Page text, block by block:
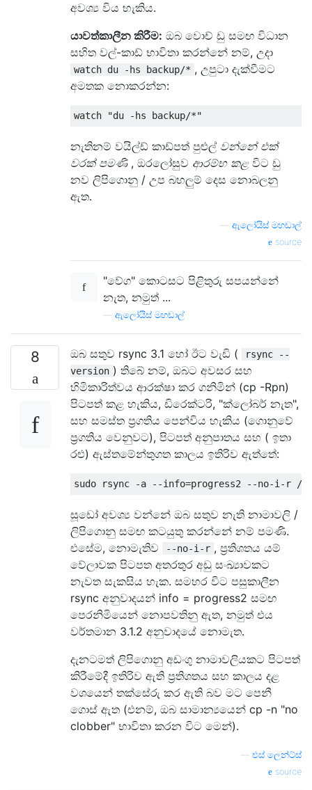
අවශ්‍ය විය හැකිය.
යාවත්කාලීන කිරීම: ඔබ වොච් ඩු සමඟ විධාන
සහිත වල්-කාඩ් භාවිතා කරන්නේ නම්, උදා
watch du -hs backup/* , උපුටා දැක්වීමට
අමතක නොකරන්න:
නැතිනම් වයිල්ඩ් කාඩ්පත් පුළුල් වන්නේ එක්
වරක් පමණි, ඔරලෝසුව ආරම්භ කළවිට ඩු ​​
නව ලිපිගොනු / උප බහලුම් දෙස නොබලනු
ඇත.
ඇලෝයිස් මහඩාල්
source
"වේග" කොටසට පිළිතුරු සපයන්නේ
නැත, නමුත් ...
ඇලෝයිස් මහඩාල්
8 ඔබ සතුව rsync 3.1 හෝ ඊට වැඩි (
rsync --
version ) තිබේ නම්, ඔබට අවසර සහ
හිමිකාරිත්වය ආරක්ෂා කර ගනිමින් (cp -Rpn)
පිටපත් කළ හැකිය, ඩිරෙක්ටරි, "ක්ලෝබර් නැත",
සහ සමස්ත ප්‍රගතිය පෙන්විය හැකිය (ගොනුවේ
ප්‍රගතිය වෙනුවට), පිටපත් අනුපාතය සහ ( ඉතා
රළු) ඇස්තමේන්තුගත කාලය ඉතිරිව ඇත්තේ:
සූඩෝ අවශ්‍ය වන්නේ ඔබ සතුව නැති නාමාවලි /
ලිපිගොනු සමඟ කටයුතු කරන්නේ නම් පමණි.
එසේම, නොමැතිව
--no-i-r , ප්‍රතිශතය යම්
වේලාවක පිටපත අතරතුර අඩු සංඛ්‍යාවකට
නැවත සැකසිය හැක. සමහර විට පසුකාලීන
rsync අනුවාදයන් info = progress2 සමඟ
පෙරනිමියෙන් නොපවතිනු ඇත, නමුත් එය
වර්තමාන 3.1.2 අනුවාදයේ නොමැත.
දැනටමත් ලිපිගොනු අඩංගු නාමාවලියකට පිටපත්
කිරීමේදී ඉතිරිව ඇති ප්‍රතිශතය සහ කාලය දළ
වශයෙන් තක්සේරු කර ඇති බව මට පෙනී
ගොස් ඇත (එනම්, ඔබ සාමාන්‍යයෙන් cp -n "no
clobber" භාවිතා කරන විට මෙන්).
එස් ලෙන්ට්ස්
source